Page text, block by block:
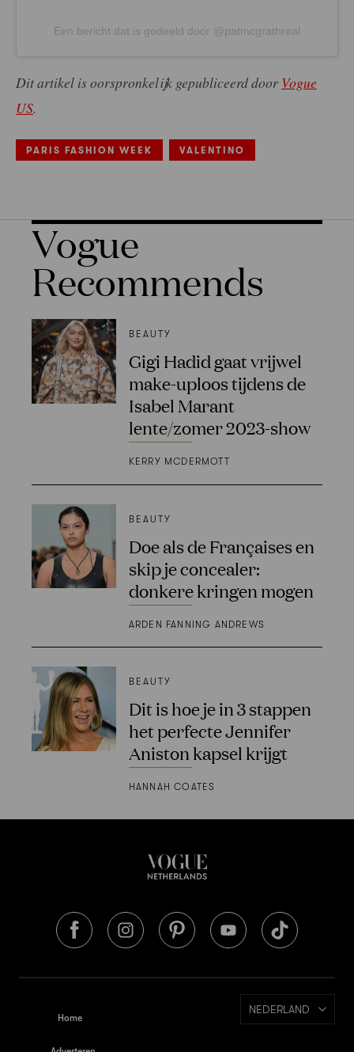
Een bericht dat is gedeeld door @patmcgrathreal
Dit artikel is oorspronkelijk gepubliceerd door Vogue
US.
PARIS FASHION WEEK VALENTINO
Vogue
Recommends
BEAUTY
Gigi Hadid gaat vrijwel
make-uploos tijdens de
Isabel Marant
lente/zomer 2023-show
KERRY MCDERMOTT
BEAUTY
Doe als de Françaises en
skip je concealer:
donkere kringen mogen
ARDEN FANNING ANDREWS
BEAUTY
Dit is hoe je in 3 stappen
het perfecte Jennifer
Aniston kapsel krijgt
HANNAH COATES
Home
NEDERLAND